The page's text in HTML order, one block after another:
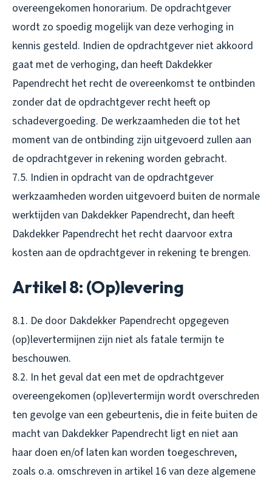
overeengekomen honorarium. De opdrachtgever
wordt zo spoedig mogelijk van deze verhoging in
kennis gesteld. Indien de opdrachtgever niet akkoord
gaat met de verhoging, dan heeft Dakdekker
Papendrecht het recht de overeenkomst te ontbinden
zonder dat de opdrachtgever recht heeft op
schadevergoeding. De werkzaamheden die tot het
moment van de ontbinding zijn uitgevoerd zullen aan
de opdrachtgever in rekening worden gebracht.
7.5. Indien in opdracht van de opdrachtgever
werkzaamheden worden uitgevoerd buiten de normale
werktijden van Dakdekker Papendrecht, dan heeft
Dakdekker Papendrecht het recht daarvoor extra
kosten aan de opdrachtgever in rekening te brengen.
Artikel 8: (Op)levering
8.1. De door Dakdekker Papendrecht opgegeven
(op)levertermijnen zijn niet als fatale termijn te
beschouwen.
8.2. In het geval dat een met de opdrachtgever
overeengekomen (op)levertermijn wordt overschreden
ten gevolge van een gebeurtenis, die in feite buiten de
macht van Dakdekker Papendrecht ligt en niet aan
haar doen en/of laten kan worden toegeschreven,
zoals o.a. omschreven in artikel 16 van deze algemene